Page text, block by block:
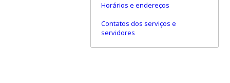
Horários e endereços
Contatos dos serviços e
servidores